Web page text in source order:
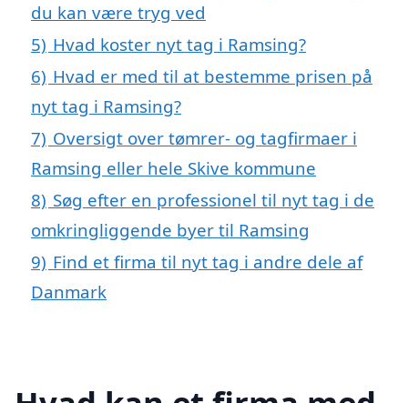
du kan være tryg ved
5) Hvad koster nyt tag i Ramsing?
6) Hvad er med til at bestemme prisen på
nyt tag i Ramsing?
7) Oversigt over tømrer- og tagfirmaer i
Ramsing eller hele Skive kommune
8) Søg efter en professionel til nyt tag i de
omkringliggende byer til Ramsing
9) Find et firma til nyt tag i andre dele af
Danmark